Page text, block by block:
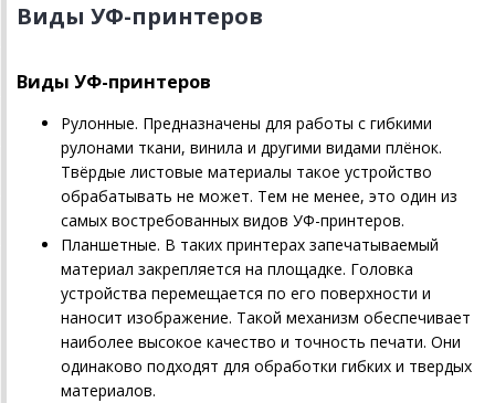
Виды УФ-принтеров
Виды УФ-принтеров
Рулонные. Предназначены для работы с гибкими
рулонами ткани, винила и другими видами плёнок.
Твёрдые листовые материалы такое устройство
обрабатывать не может. Тем не менее, это один из
самых востребованных видов УФ-принтеров.
Планшетные. В таких принтерах запечатываемый
материал закрепляется на площадке. Головка
устройства перемещается по его поверхности и
наносит изображение. Такой механизм обеспечивает
наиболее высокое качество и точность печати. Они
одинаково подходят для обработки гибких и твердых
материалов.